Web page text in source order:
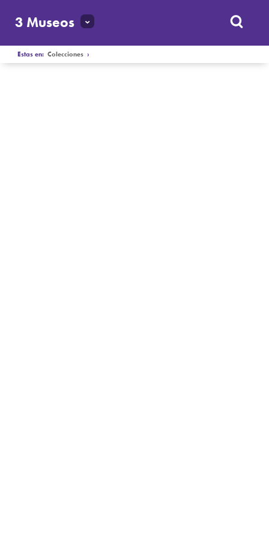
3 Museos
Estas en:Colecciones ›